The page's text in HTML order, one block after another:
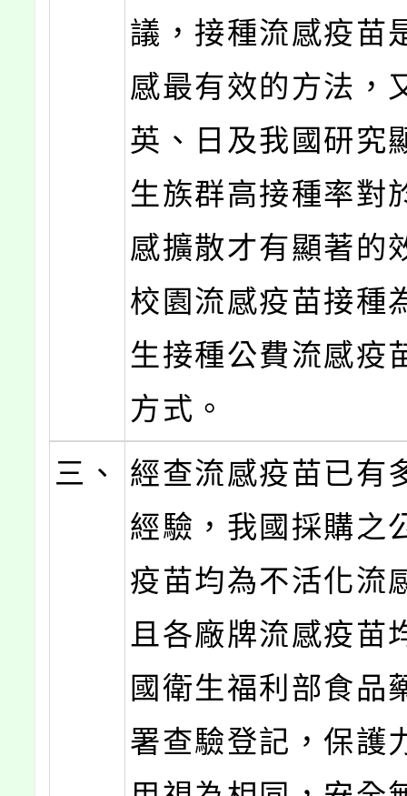
議，接種流感疫苗
感最有效的方法，
英、日及我國研究
生族群高接種率對
感擴散才有顯著的
校園流感疫苗接種
生接種公費流感疫
方式。
三、
經查流感疫苗已有
經驗，我國採購之
疫苗均為不活化流
且各廠牌流感疫苗
國衛生福利部食品
署查驗登記，保護